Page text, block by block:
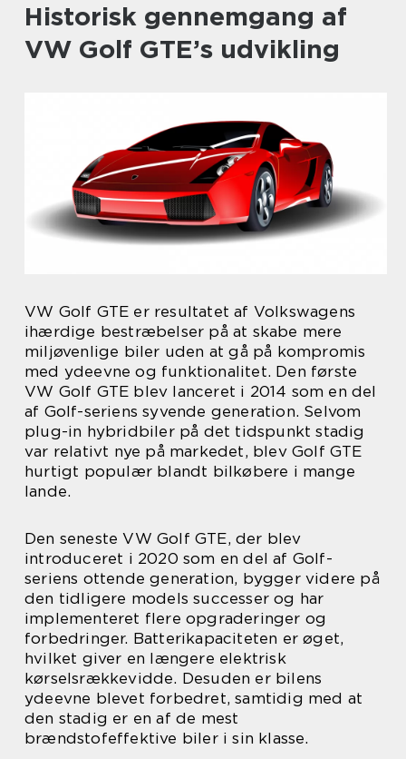
Historisk gennemgang af
VW Golf GTE’s udvikling
VW Golf GTE er resultatet af Volkswagens
ihærdige bestræbelser på at skabe mere
miljøvenlige biler uden at gå på kompromis
med ydeevne og funktionalitet. Den første
VW Golf GTE blev lanceret i 2014 som en del
af Golf-seriens syvende generation. Selvom
plug-in hybridbiler på det tidspunkt stadig
var relativt nye på markedet, blev Golf GTE
hurtigt populær blandt bilkøbere i mange
lande.
Den seneste VW Golf GTE, der blev
introduceret i 2020 som en del af Golf-
seriens ottende generation, bygger videre på
den tidligere models successer og har
implementeret flere opgraderinger og
forbedringer. Batterikapaciteten er øget,
hvilket giver en længere elektrisk
kørselsrækkevidde. Desuden er bilens
ydeevne blevet forbedret, samtidig med at
den stadig er en af de mest
brændstofeffektive biler i sin klasse.